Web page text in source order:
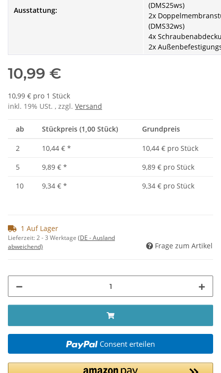
Ausstattung:
(DMS25ws)
2x
(DMS32ws)
4x
2x
10,99 €
10,99 € pro 1 Stück
inkl. 19% USt. , zzgl. Versand
ab Stückpreis (1,00 Stück) Grundpreis
2 10,44 € *
10,44 € pro Stück
5
9,89 € *
9,89 € pro Stück
10
9,34 € * 9,34 € pro Stück
1 Auf Lager
Lieferzeit:2 - 3 Werktage (DE - Ausland
abweichend)
Frage zum Artikel
Consent erteilen